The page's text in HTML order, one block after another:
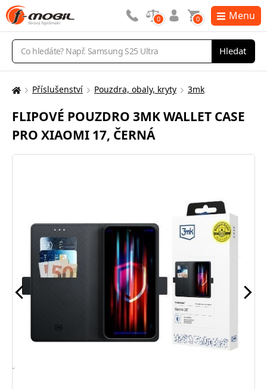
Vyhledávání
Hledat
0 0 Menu
Zde
nacházíte:
Příslušenství Pouzdra, obaly, kryty 3mk
FLIPOVÉ POUZDRO 3MK WALLET CASE
PRO XIAOMI 17, ČERNÁ